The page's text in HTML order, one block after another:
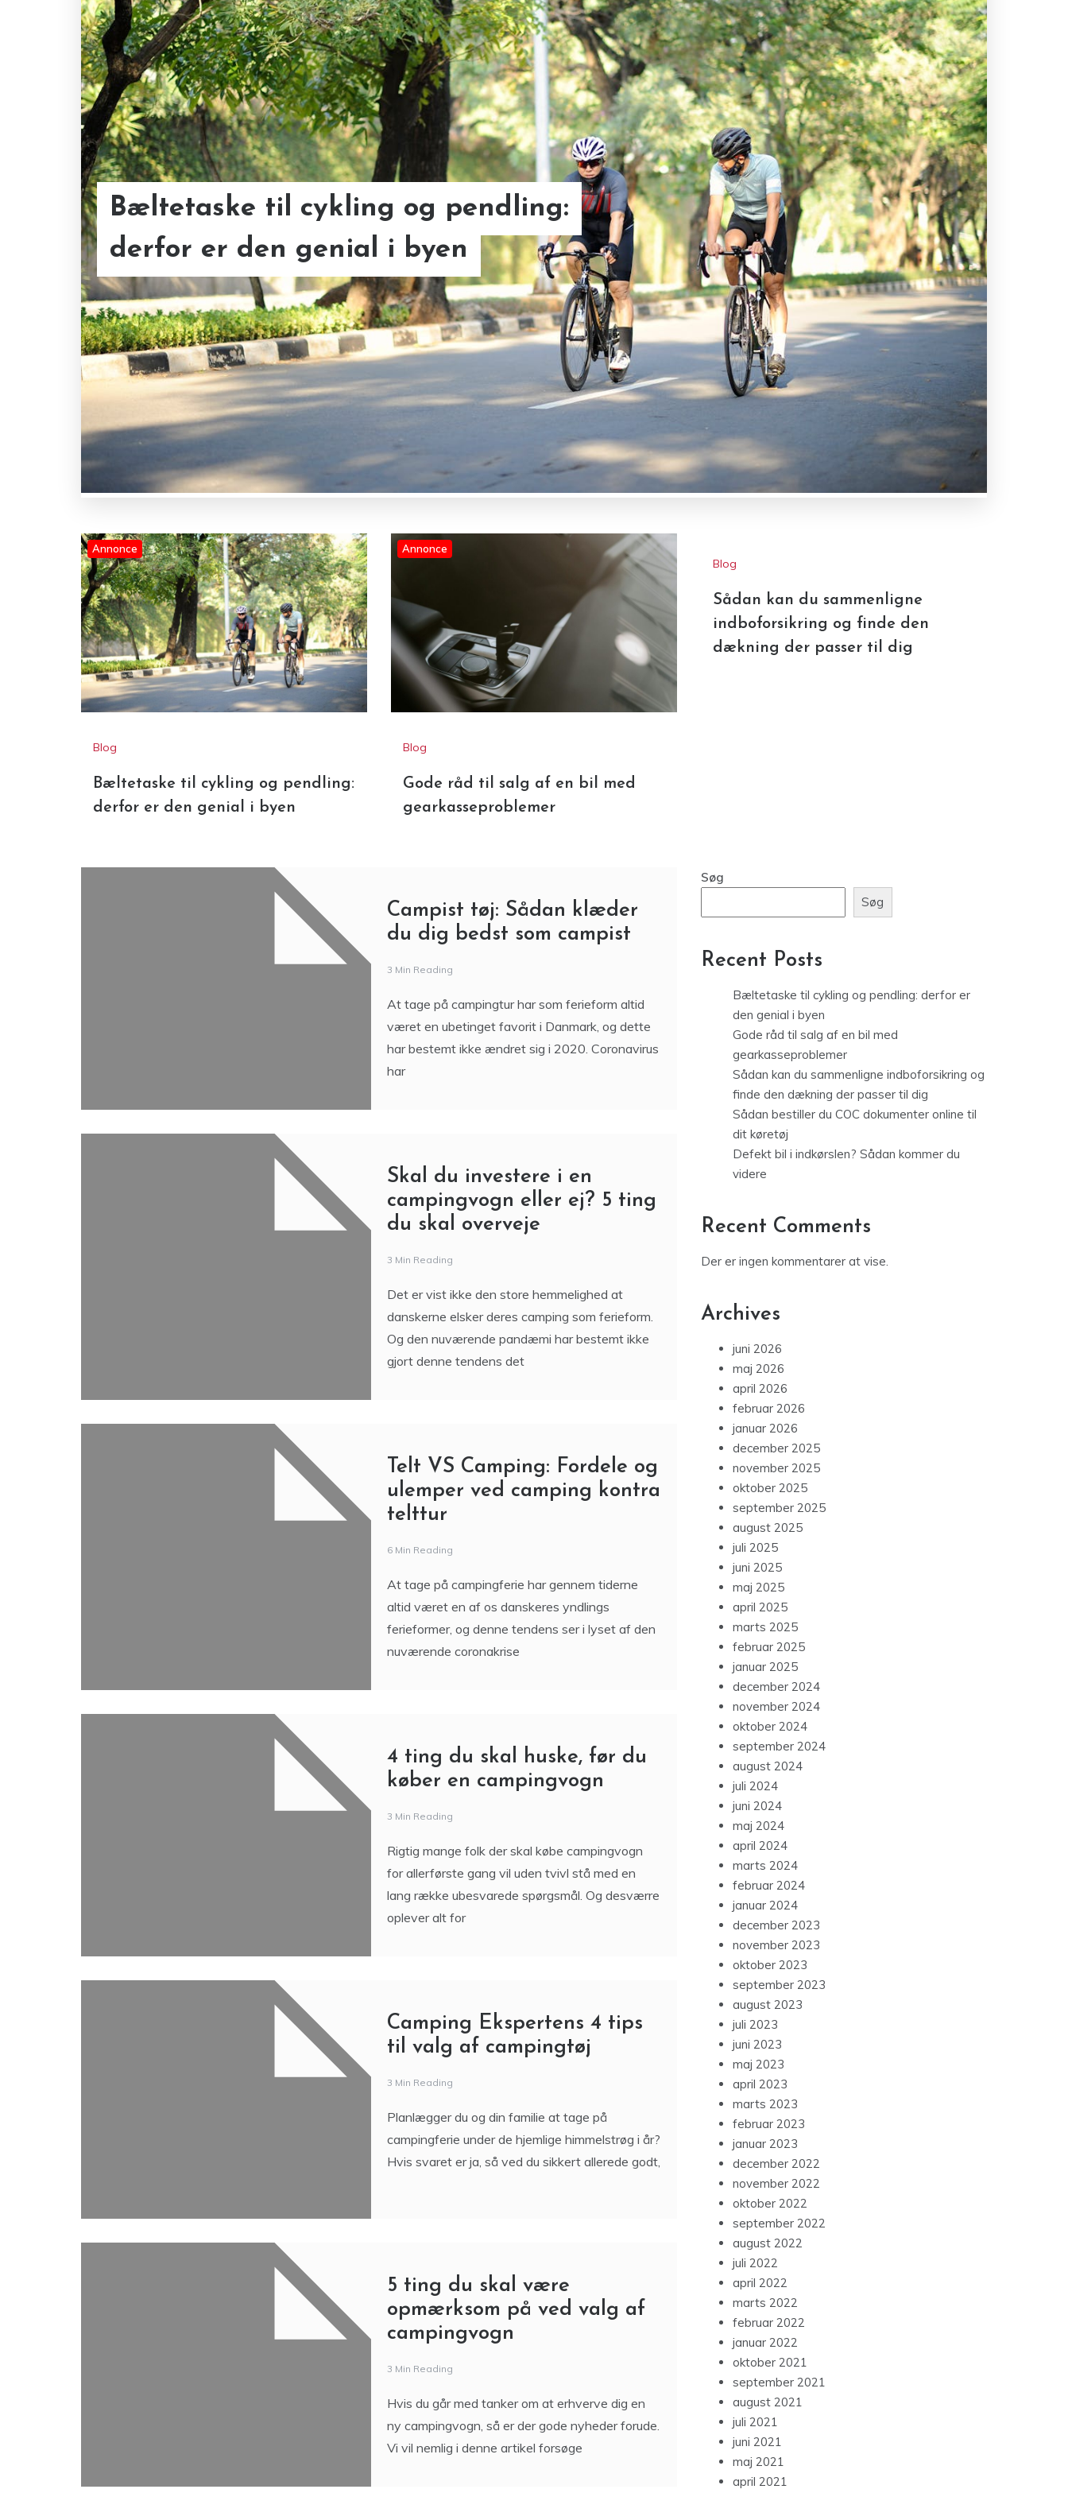
Bæltetaske til cykling og pendling:
derfor er den genial i byen
Gode råd til salg af en bil med
gearkasseproblemer
Annonce
Blog
Bæltetaske til cykling og pendling:
derfor er den genial i byen
Annonce
Blog
Gode råd til salg af en bil med
gearkasseproblemer
Blog
Sådan kan du sammenligne
indboforsikring og finde den
dækning der passer til dig
Campist tøj: Sådan klæder
du dig bedst som campist
3 Min Reading
At tage på campingtur har som ferieform altid
været en ubetinget favorit i Danmark, og dette
har bestemt ikke ændret sig i 2020. Coronavirus
har
Skal du investere i en
campingvogn eller ej? 5 ting
du skal overveje
3 Min Reading
Det er vist ikke den store hemmelighed at
danskerne elsker deres camping som ferieform.
Og den nuværende pandæmi har bestemt ikke
gjort denne tendens det
Telt VS Camping: Fordele og
ulemper ved camping kontra
telttur
6 Min Reading
At tage på campingferie har gennem tiderne
altid været en af os danskeres yndlings
ferieformer, og denne tendens ser i lyset af den
nuværende coronakrise
4 ting du skal huske, før du
køber en campingvogn
3 Min Reading
Rigtig mange folk der skal købe campingvogn
for allerførste gang vil uden tvivl stå med en
lang række ubesvarede spørgsmål. Og desværre
oplever alt for
Camping Ekspertens 4 tips
til valg af campingtøj
3 Min Reading
Planlægger du og din familie at tage på
campingferie under de hjemlige himmelstrøg i år?
Hvis svaret er ja, så ved du sikkert allerede godt,
5 ting du skal være
opmærksom på ved valg af
campingvogn
3 Min Reading
Hvis du går med tanker om at erhverve dig en
ny campingvogn, så er der gode nyheder forude.
Vi vil nemlig i denne artikel forsøge
Søg
Søg
Recent Posts
Bæltetaske til cykling og pendling: derfor er
den genial i byen
Gode råd til salg af en bil med
gearkasseproblemer
Sådan kan du sammenligne indboforsikring og
finde den dækning der passer til dig
Sådan bestiller du COC dokumenter online til
dit køretøj
Defekt bil i indkørslen? Sådan kommer du
videre
Recent Comments
Der er ingen kommentarer at vise.
Archives
juni 2026
maj 2026
april 2026
februar 2026
januar 2026
december 2025
november 2025
oktober 2025
september 2025
august 2025
juli 2025
juni 2025
maj 2025
april 2025
marts 2025
februar 2025
januar 2025
december 2024
november 2024
oktober 2024
september 2024
august 2024
juli 2024
juni 2024
maj 2024
april 2024
marts 2024
februar 2024
januar 2024
december 2023
november 2023
oktober 2023
september 2023
august 2023
juli 2023
juni 2023
maj 2023
april 2023
marts 2023
februar 2023
januar 2023
december 2022
november 2022
oktober 2022
september 2022
august 2022
juli 2022
april 2022
marts 2022
februar 2022
januar 2022
oktober 2021
september 2021
august 2021
juli 2021
juni 2021
maj 2021
april 2021